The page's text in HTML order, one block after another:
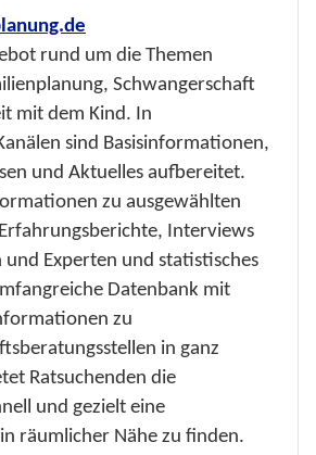
rund um die Themen
Schwangerschaft
mit dem Kind. In
sind Basisinformationen,
und Aktuelles aufbereitet.
zu ausgewählten
Interviews
Experten und statistisches
Datenbank mit
zu
in ganz
Ratsuchenden die
und gezielt eine
räumlicher Nähe zu finden.